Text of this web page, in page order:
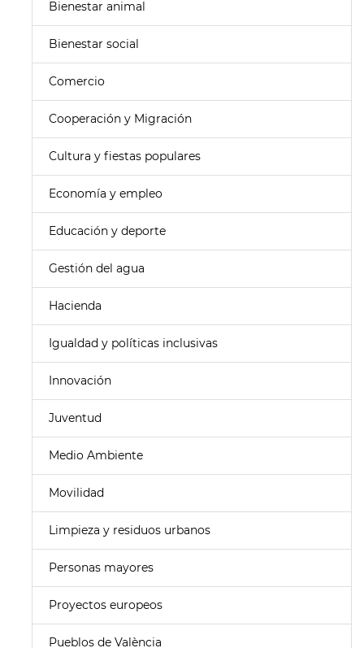
Bienestar animal
Bienestar social
Comercio
Cooperación y Migración
Cultura y fiestas populares
Economía y empleo
Educación y deporte
Gestión del agua
Hacienda
Igualdad y políticas inclusivas
Innovación
Juventud
Medio Ambiente
Movilidad
Limpieza y residuos urbanos
Personas mayores
Proyectos europeos
Pueblos de València